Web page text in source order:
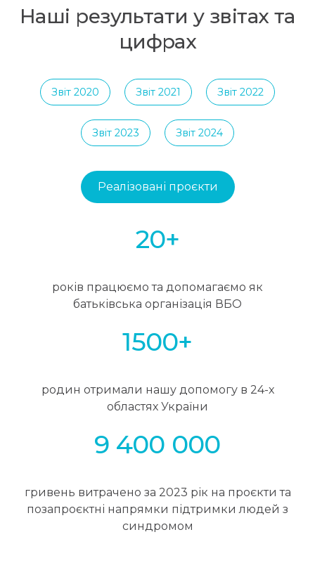
Наші результати у звітах та
цифрах
Звіт 2020 Звіт 2021 Звіт 2022
Звіт 2023 Звіт 2024
Реалізовані проєкти
20+
років працюємо та допомагаємо як
батьківська організація ВБО
1500+
родин отримали нашу допомогу в 24-х
областях України
9 400 000
гривень витрачено за 2023 рік на проєкти та
позапроєктні напрямки підтримки людей з
синдромом